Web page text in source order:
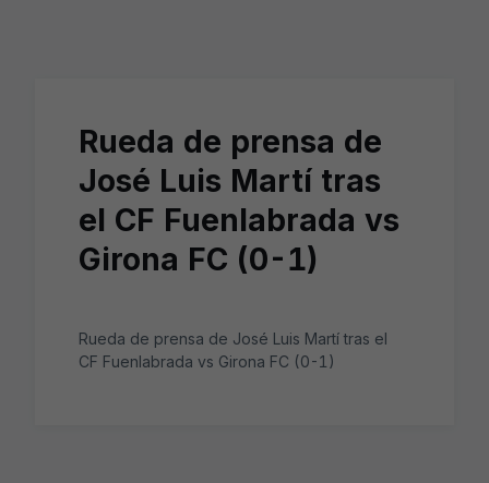
Rueda de prensa de
José Luis Martí tras
el CF Fuenlabrada vs
Girona FC (0-1)
Rueda de prensa de José Luis Martí tras el
CF Fuenlabrada vs Girona FC (0-1)